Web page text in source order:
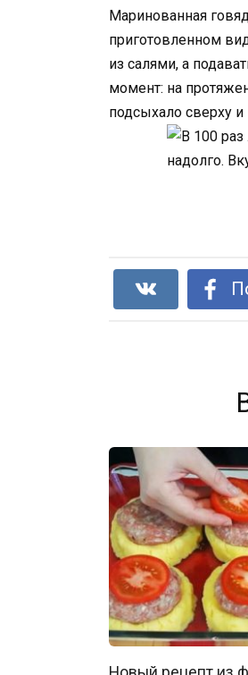
Маринованная
приготовленном
из салями, а
момент: на
подсыхало сверху и